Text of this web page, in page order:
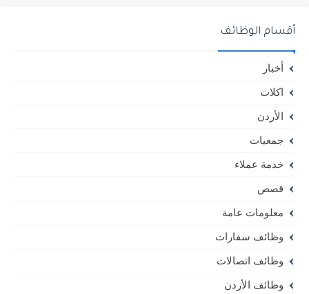
أقسام الوظائف
أخبار
اكلات
الأردن
جمعيات
خدمة عملاء
قصص
معلومات عامة
وظائف سفارات
وظائف اتصالات
وظائف الأردن